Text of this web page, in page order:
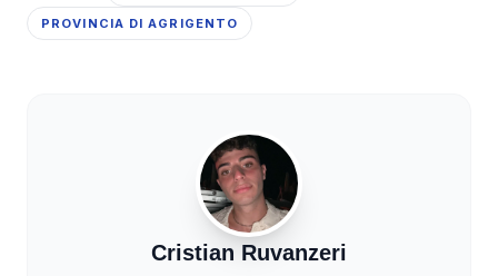
PROVINCIA DI AGRIGENTO
Cristian Ruvanzeri